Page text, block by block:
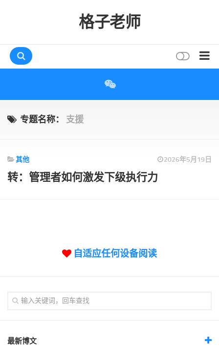
格子老师
互动
友情链接
专题名称： 支援
其他 2026年5月19日
转：管理者如何激发下级执行力
自适应任何设备阅读
最新博文